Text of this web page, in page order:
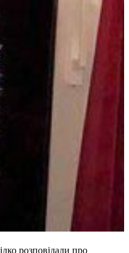
розповідали про